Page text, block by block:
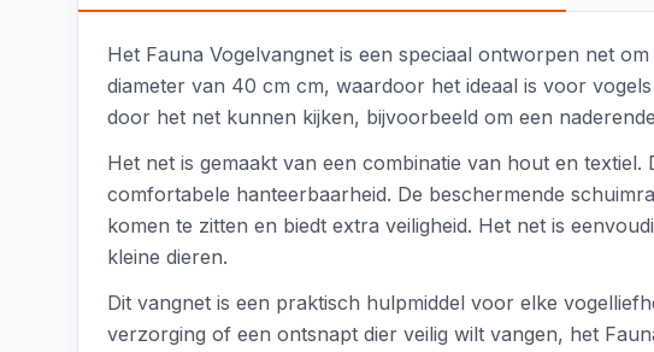
Het Fauna Vogelvangnet is een speciaal ontworpen net
diameter van 40 cm cm, waardoor het ideaal is voor
door het net kunnen kijken, bijvoorbeeld om een
Het net is gemaakt van een combinatie van hout en
comfortabele hanteerbaarheid. De beschermende
komen te zitten en biedt extra veiligheid. Het net is
kleine dieren.
Dit vangnet is een praktisch hulpmiddel voor elke
verzorging of een ontsnapt dier veilig wilt vangen, het